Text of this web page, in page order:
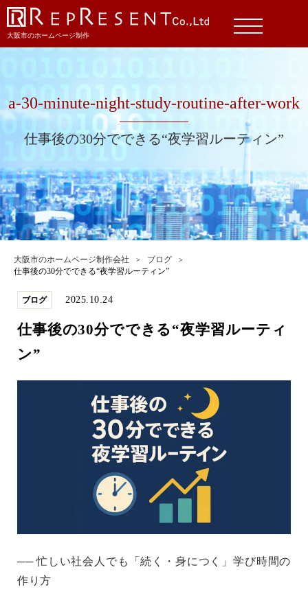
大阪市のホームページ制作
a-30-minute-night-study-routine-after-work
仕事後の30分でできる“夜学習ルーティン”
大阪市のホームページ制作会社
ブログ
仕事後の30分でできる“夜学習ルーティン”
ブログ 2025.10.24
仕事後の30分でできる“夜学習ルーティ
ン”
── 忙しい社会人でも「続く・身につく」学び時間の
作り方